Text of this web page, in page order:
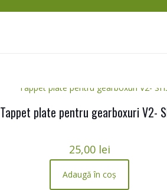
Tappet plate pentru gearboxuri V2-
25,00 lei
Adaugă în coș